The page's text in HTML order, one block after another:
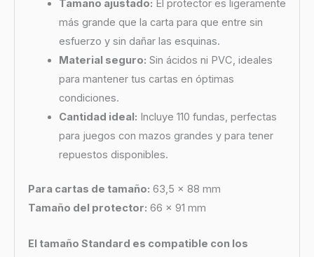
Tamaño ajustado: El protector es ligeramente
más grande que la carta para que entre sin
esfuerzo y sin dañar las esquinas.
Material seguro: Sin ácidos ni PVC, ideales
para mantener tus cartas en óptimas
condiciones.
Cantidad ideal: Incluye 110 fundas, perfectas
para juegos con mazos grandes y para tener
repuestos disponibles.
Para cartas de tamaño: 63,5 x 88 mm
Tamaño del protector: 66 x 91 mm
El tamaño Standard es compatible con los